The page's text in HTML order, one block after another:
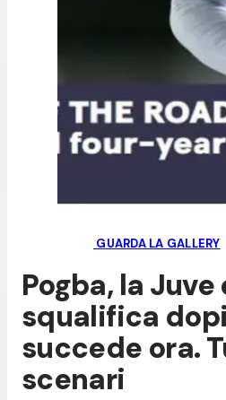
GUARDA LA GALLERY
Pogba, la Juve
squalifica
succede ora.
scenari